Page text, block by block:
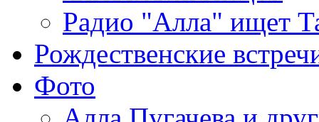
Радио "Алла" ищет
Рождественские
Фото